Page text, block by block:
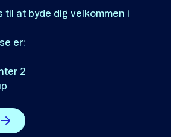
til at byde dig velkommen i
er:
2